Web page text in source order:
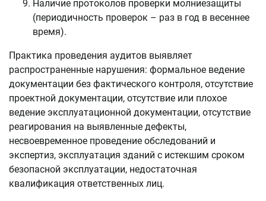
Наличие протоколов проверки молниезащиты
(периодичность проверок – раз в год в весеннее
время).
Практика проведения аудитов выявляет
распространенные нарушения: формальное ведение
документации без фактического контроля, отсутствие
проектной документации, отсутствие или плохое
ведение эксплуатационной документации, отсутствие
реагирования на выявленные дефекты,
несвоевременное проведение обследований и
экспертиз, эксплуатация зданий с истекшим сроком
безопасной эксплуатации, недостаточная
квалификация ответственных лиц.